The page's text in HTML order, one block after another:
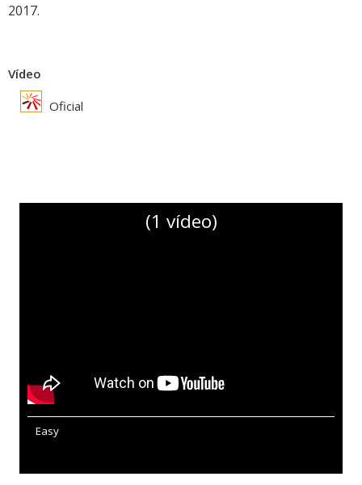
2017.
Vídeo
Oficial
(1 vídeo)
Easy